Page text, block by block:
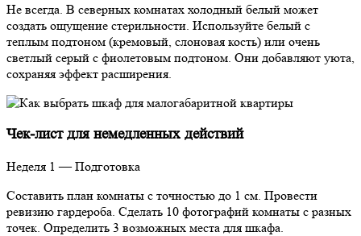
Не всегда. В северных комнатах холодный белый может
создать ощущение стерильности. Используйте белый с
теплым подтоном (кремовый, слоновая кость) или очень
светлый серый с фиолетовым подтоном. Они добавляют уюта,
сохраняя эффект расширения.
Чек-лист для немедленных действий
Неделя 1 — Подготовка
Составить план комнаты с точностью до 1 см. Провести
ревизию гардероба. Сделать 10 фотографий комнаты с разных
точек. Определить 3 возможных места для шкафа.